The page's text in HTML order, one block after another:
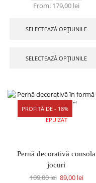
From: 179,00 lei
SELECTEAZĂ OPȚIUNILE
SELECTEAZĂ OPȚIUNILE
PROFITĂ DE - 18%
STOC
EPUIZAT
Pernă decorativă consola
jocuri
109,00lei 89,00 lei